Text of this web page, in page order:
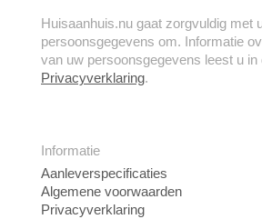
Huisaanhuis.nu gaat zorgvuldig met
persoonsgegevens om. Informatie
van uw persoonsgegevens leest u in
Privacyverklaring.
Informatie
Aanleverspecificaties
Algemene voorwaarden
Privacyverklaring